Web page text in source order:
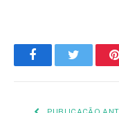
FacebookTwitter